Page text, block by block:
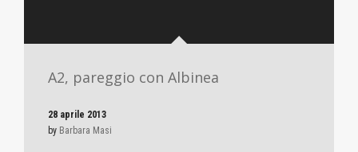
A2, pareggio con Albinea
28 aprile 2013
by Barbara Masi